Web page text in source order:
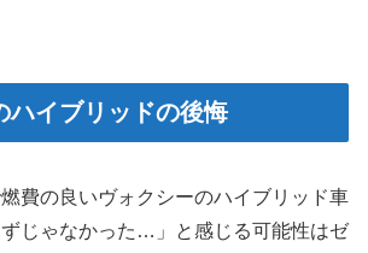
ハイブリッドの後悔
費の良いヴォクシーのハイブリッド車
じゃなかった…」と感じる可能性はゼ